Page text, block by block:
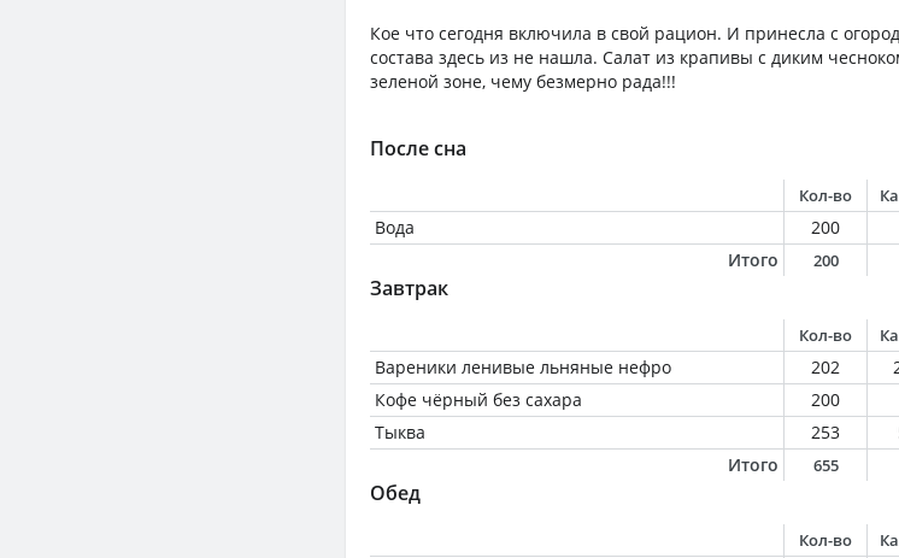
Кое что сегодня включила в свой рацион. И принесла с
состава здесь из не нашла. Салат из крапивы с диким
зеленой зоне, чему безмерно рада!!!
После сна
Кол-во
Вода 200
Итого
200
Завтрак
Кол-во
Вареники ленивые льняные нефро 202
Кофе чёрный без сахара
200
Тыква
253
Итого
655
Обед
Кол-во